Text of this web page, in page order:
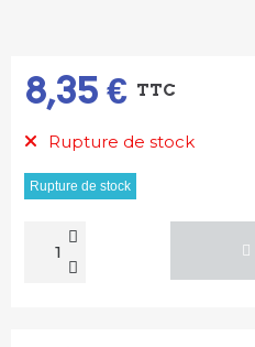
8,35 € TTC
Rupture de stock
Rupture de stock